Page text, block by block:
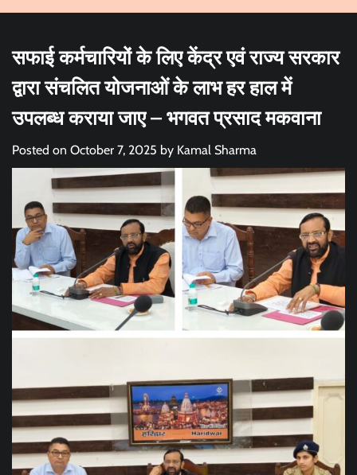
सफाई कर्मचारियों के लिए केंद्र एवं राज्य सरकार
द्वारा संचलित योजनाओं के लाभ हर हाल में
उपलब्ध कराया जाए – भगवत प्रसाद मकवाना
Posted on October 7, 2025 by Kamal Sharma